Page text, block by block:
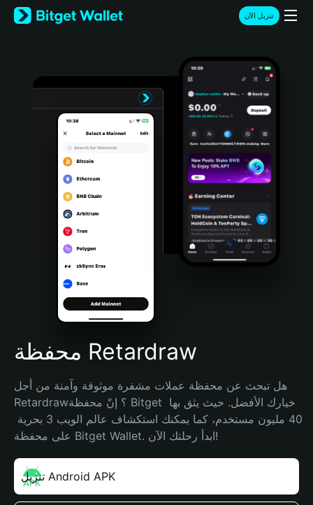
English
日本語
Türkçe
Português (Portugal)
Bahasa Indonesia
Português (Brasil)
Español (Argentina)
تنزيل الآن
محفظة Retardraw
هل تبحث عن محفظة عملات مشفرة موثوقة وآمنة من أجل
Retardraw؟ إنّ محفظة Bitget خيارك الأفضل. حيث يثق بها
على محفظة Bitget Wallet. ابدأ رحلتك الآن!
تنزيل Android APK